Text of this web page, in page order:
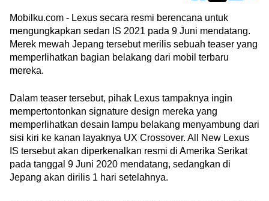
Mobilku.com - Lexus secara resmi berencana untuk
mengungkapkan sedan IS 2021 pada 9 Juni mendatang.
Merek mewah Jepang tersebut merilis sebuah teaser yang
memperlihatkan bagian belakang dari mobil terbaru
mereka.
Dalam teaser tersebut, pihak Lexus tampaknya ingin
mempertontonkan signature design mereka yang
memperlihatkan desain lampu belakang menyambung dari
sisi kiri ke kanan layaknya UX Crossover. All New Lexus
IS tersebut akan diperkenalkan resmi di Amerika Serikat
pada tanggal 9 Juni 2020 mendatang, sedangkan di
Jepang akan dirilis 1 hari setelahnya.